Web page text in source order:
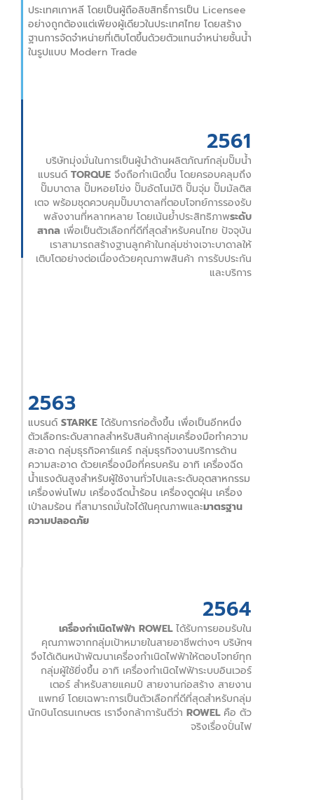
ประเทศเกาหลี โดยเป็นผู้ถือลิขสิทธิ์การเป็น Licensee
อย่างถูกต้องแต่เพียงผู้เดียวในประเทศไทย โดยสร้าง
ฐานการจัดจำหน่ายที่เติบโตขึ้นด้วยตัวแทนจำหน่ายชั้นน้ำ
ในรูปแบบ Modern Trade
2561
บริษัทมุ่งมั่นในการเป็นผู้นำด้านผลิตภัณฑ์กลุ่มปั๊มน้ำ
แบรนด์TORQUE จึงถือกำเนิดขึ้น โดยครอบคลุมถึง
ปั๊มบาดาล ปั๊มหอยโข่ง ปั๊มอัตโนมัติ ปั๊มจุ่ม ปั๊มมัลติส
เตจ พร้อมชุดควบคุมปั๊มบาดาลที่ตอบโจทย์การรองรับ
พลังงานที่หลากหลาย โดยเน้นย้ำประสิทธิภาพระดับ
สากล เพื่อเป็นตัวเลือกที่ดีที่สุดสำหรับคนไทย ปัจจุบัน
เราสามารถสร้างฐานลูกค้าในกลุ่มช่างเจาะบาดาลให้
เติบโตอย่างต่อเนื่องด้วยคุณภาพสินค้า การรับประกัน
และบริการ
2563
แบรนด์ STARKE ได้รับการก่อตั้งขึ้น เพื่อเป็นอีกหนึ่ง
ตัวเลือกระดับสากลสำหรับสินค้ากลุ่มเครื่องมือทำความ
สะอาด กลุ่มธุรกิจคาร์แคร์ กลุ่มธุรกิจงานบริการด้าน
ความสะอาด ด้วยเครื่องมือที่ครบครัน อาทิ เครื่องฉีด
น้ำแรงดันสูงสำหรับผู้ใช้งานทั่วไปและระดับอุตสาหกรรม
เครื่องพ่นโฟม เครื่องฉีดน้ำร้อน เครื่องดูดฝุ่น เครื่อง
เป่าลมร้อน ที่สามารถมั่นใจได้ในคุณภาพและมาตรฐาน
ความปลอดภัย
2564
เครื่องกำเนิดไฟฟ้า ROWELได้รับการยอมรับใน
คุณภาพจากกลุ่มเป้าหมายในสายอาชีพต่างๆ บริษัทฯ
จึงได้เดินหน้าพัฒนาเครื่องกำเนิดไฟฟ้าให้ตอบโจทย์ทุก
กลุ่มผู้ใช้ยิ่งขึ้น อาทิ เครื่องกำเนิดไฟฟ้าระบบอินเวอร์
เตอร์ สำหรับสายแคมป์ สายงานก่อสร้าง สายงาน
แพทย์ โดยเฉพาะการเป็นตัวเลือกที่ดีที่สุดสำหรับกลุ่ม
นักบินโดรนเกษตร เราจึงกล้าการันตีว่าROWELคือ ตัว
จริงเรื่องปั่นไฟ